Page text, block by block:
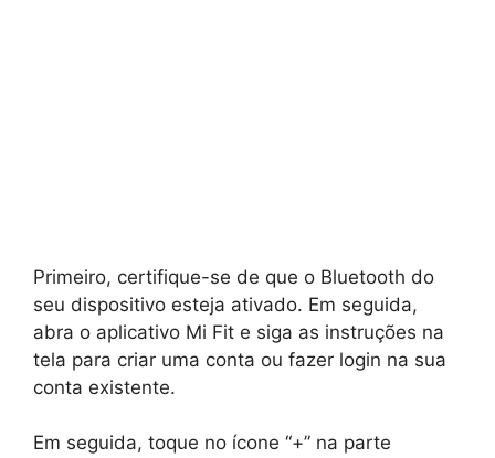
Primeiro, certifique-se de que o Bluetooth do
seu dispositivo esteja ativado. Em seguida,
abra o aplicativo Mi Fit e siga as instruções na
tela para criar uma conta ou fazer login na sua
conta existente.
Em seguida, toque no ícone “+” na parte